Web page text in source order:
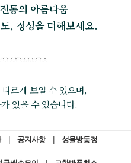
통의 아름다움
, 정성을 더해보세요.
르게 보일 수 있으며,
있을 수 있습니다.
공지사항 성물방동정